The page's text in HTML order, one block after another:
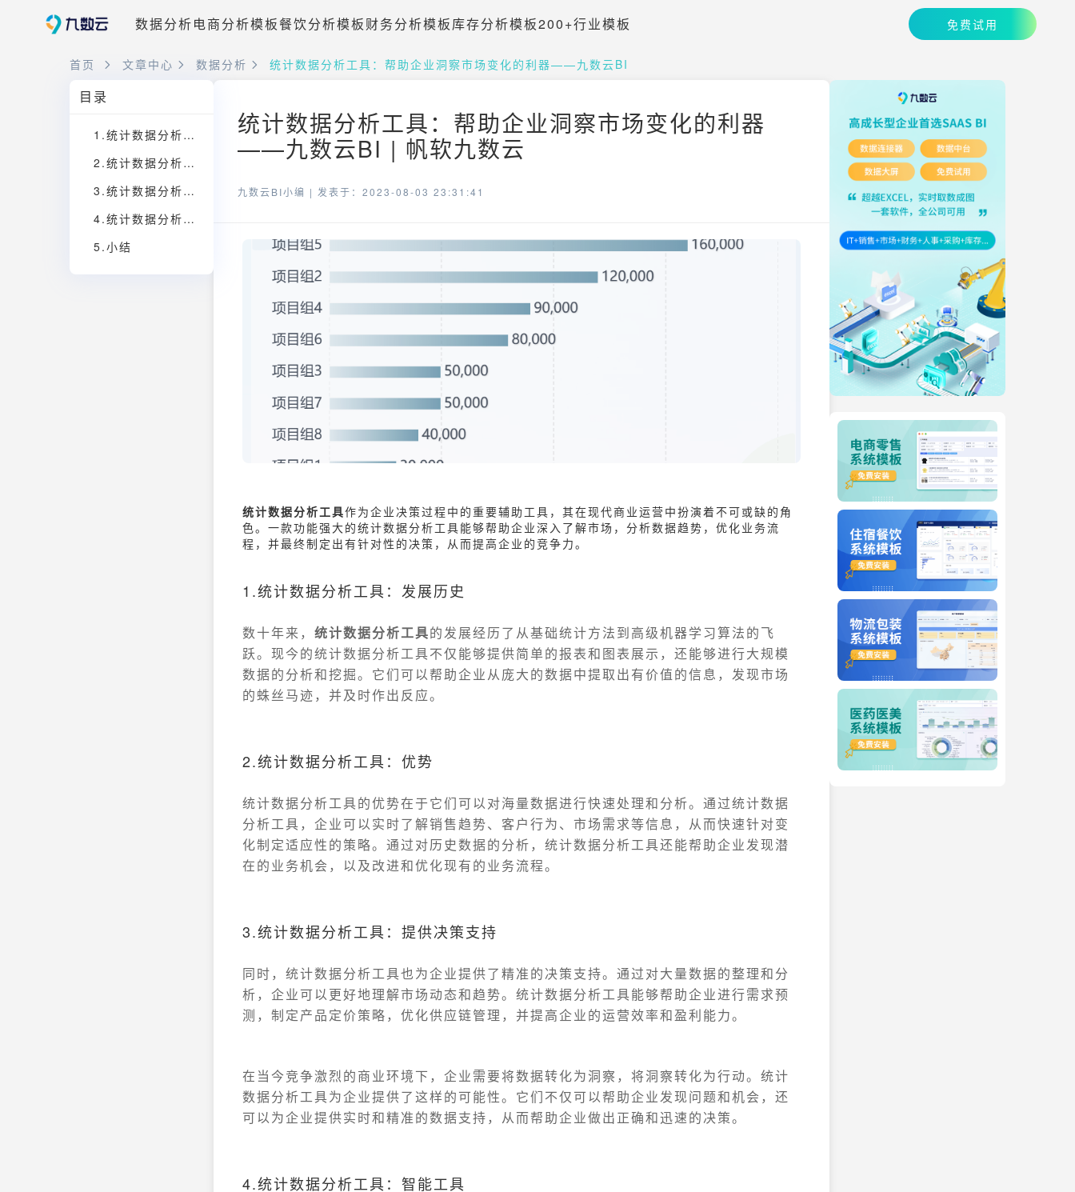
数据分析电商分析模板餐饮分析模板财务分析模板库存分析模板200+行业模板 免费试用
首页 文章中心 数据分析 统计数据分析工具：帮助企业洞察市场变化的利器——九数云BI
目录
1.统计数据分析工具：发展历史
2.统计数据分析工具：优势
3.统计数据分析工具：提供决策支持
4.统计数据分析工具：智能工具
5.小结
统计数据分析工具：帮助企业洞察市场变化的利器
——九数云BI | 帆软九数云
九数云BI小编 | 发表于：2023-08-03 23:31:41
统计数据分析工具作为企业决策过程中的重要辅助工具，其在现代商业运营中扮演着不可或缺的角
色。一款功能强大的统计数据分析工具能够帮助企业深入了解市场，分析数据趋势，优化业务流
程，并最终制定出有针对性的决策，从而提高企业的竞争力。
1.统计数据分析工具：发展历史
数十年来， 统计数据分析工具的发展经历了从基础统计方法到高级机器学习算法的飞
跃。现今的统计数据分析工具不仅能够提供简单的报表和图表展示，还能够进行大规模
数据的分析和挖掘。它们可以帮助企业从庞大的数据中提取出有价值的信息，发现市场
的蛛丝马迹，并及时作出反应。
2.统计数据分析工具：优势
统计数据分析工具的优势在于它们可以对海量数据进行快速处理和分析。通过统计数据
分析工具，企业可以实时了解销售趋势、客户行为、市场需求等信息，从而快速针对变
化制定适应性的策略。通过对历史数据的分析，统计数据分析工具还能帮助企业发现潜
在的业务机会，以及改进和优化现有的业务流程。
3.统计数据分析工具：提供决策支持
同时，统计数据分析工具也为企业提供了精准的决策支持。通过对大量数据的整理和分
析，企业可以更好地理解市场动态和趋势。统计数据分析工具能够帮助企业进行需求预
测，制定产品定价策略，优化供应链管理，并提高企业的运营效率和盈利能力。
在当今竞争激烈的商业环境下，企业需要将数据转化为洞察，将洞察转化为行动。统计
数据分析工具为企业提供了这样的可能性。它们不仅可以帮助企业发现问题和机会，还
可以为企业提供实时和精准的数据支持，从而帮助企业做出正确和迅速的决策。
4.统计数据分析工具：智能工具